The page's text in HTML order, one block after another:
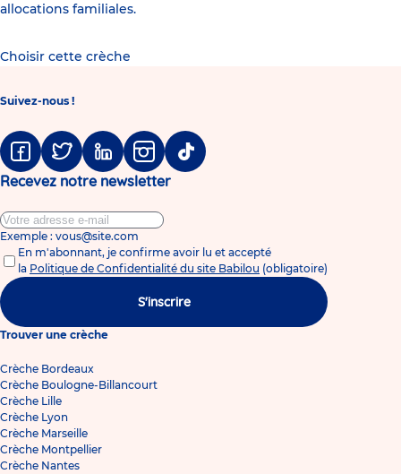
allocations familiales.
Choisir cette crèche
Suivez-nous !
FacebookTwitter LinkedinInstagramTiktok
Recevez notre newsletter
Exemple : vous@site.com
En m'abonnant, je confirme avoir lu et accepté
la Politique de Confidentialité du site Babilou (obligatoire)
S'inscrire
Trouver une crèche
Crèche Bordeaux
Crèche Boulogne-Billancourt
Crèche Lille
Crèche Lyon
Crèche Marseille
Crèche Montpellier
Crèche Nantes